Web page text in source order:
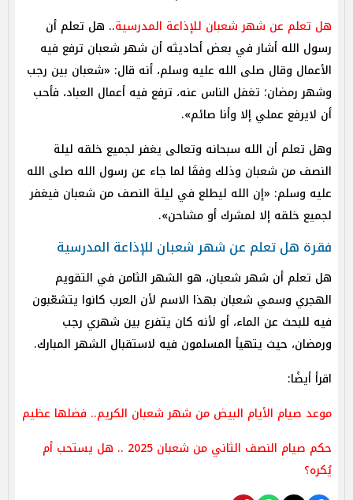
هل تعلم عن شهر شعبان للإذاعة المدرسية.. هل تعلم أن
رسول الله أشار في بعض أحاديثه أن شهر شعبان ترفع فيه
الأعمال وقال صلى الله عليه وسلم، أنه قال: «شعبان بين رجب
وشهر رمضان؛ تغفل الناس عنه، ترفع فيه أعمال العباد، فأحب
أن لايرفع عملي إلا وأنا صائم».
وهل تعلم أن الله سبحانه وتعالى يغفر لجميع خلقه ليلة
النصف من شعبان وذلك وفقَا لما جاء عن رسول الله صلى الله
عليه وسلم: «إن الله ليطلع في ليلة النصف من شعبان فيغفر
لجميع خلقه إلا لمشرك أو مشاحن».
فقرة هل تعلم عن شهر شعبان للإذاعة المدرسية
هل تعلم أن شهر شعبان، هو الشهر الثامن في التقويم
الهجري وسمي شعبان بهذا الاسم لأن العرب كانوا يتشعّبون
فيه للبحث عن الماء، أو لأنه كان يتفرع بين شهري رجب
ورمضان، حيث يتهيأ المسلمون فيه لاستقبال الشهر المبارك.
اقرأ أيضًا:
موعد صيام الأيام البيض من شهر شعبان الكريم.. فضلها عظيم
حكم صيام النصف الثاني من شعبان 2025 .. هل يستحب أم
يُكره؟